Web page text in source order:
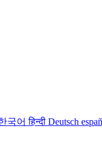
국어हिन्दी Deutsch